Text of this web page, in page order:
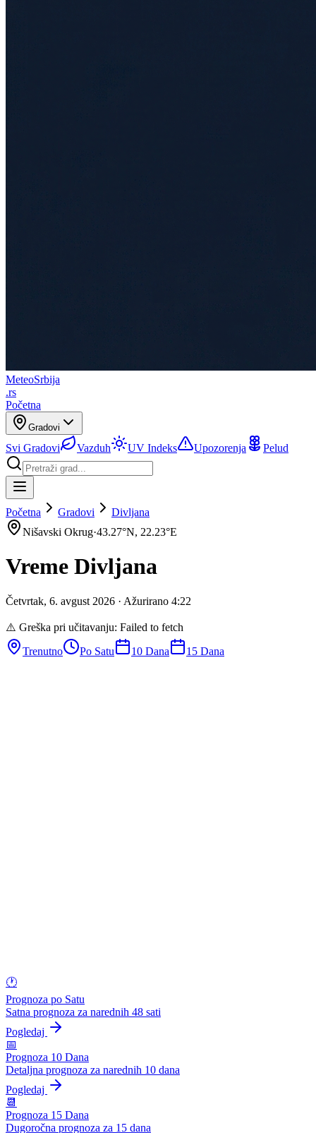
MeteoSrbija
.rs
Početna
Gradovi
Svi Gradovi Vazduh UV Indeks Upozorenja Pelud
Početna Gradovi
Divljana
Nišavski Okrug·43.27°N, 22.23°E
Vreme Divljana
Četvrtak, 6. avgust 2026 · Ažurirano 4:22
⚠️ Greška pri učitavanju: Failed to fetch
Trenutno
Po Satu 10 Dana 15 Dana
🕐
Prognoza po Satu
Satna prognoza za narednih 48 sati
Pogledaj
📅
Prognoza 10 Dana
Detaljna prognoza za narednih 10 dana
Pogledaj
📆
Prognoza 15 Dana
Dugoročna prognoza za 15 dana